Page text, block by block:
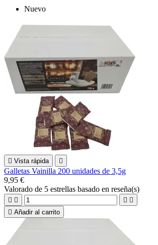
Nuevo
 Vista rápida 
Galletas Vainilla 200 unidades de 3,5g
9,95 €
Valorado de 5 estrellas basado en reseña(s)
   
 Añadir al carrito